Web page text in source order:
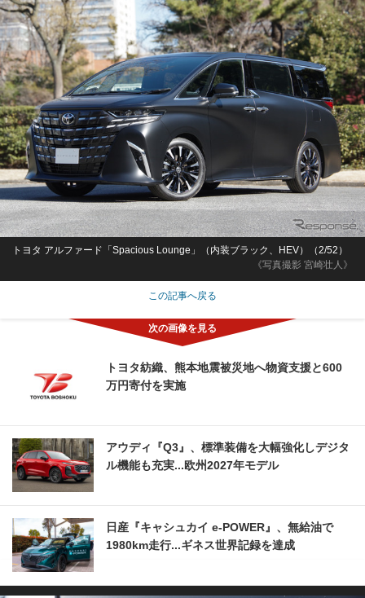
《写真撮影 宮崎壮人》
トヨタ アルファード「Spacious Lounge」（内装ブラック、HEV）（2/52）
この記事へ戻る
トヨタ紡織、熊本地震被災地へ物資支援と600
万円寄付を実施
アウディ『Q3』、標準装備を大幅強化しデジタ
ル機能も充実...欧州2027年モデル
日産『キャシュカイ e-POWER』、無給油で
1980km走行...ギネス世界記録を達成